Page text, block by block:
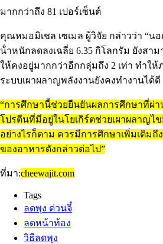
มากกว่าถึง 81 เปอร์เซ็นต์
คุณหมอมิเชล เซเมล ผู้วิจัย กล่าวว่า “น
น้ําหนักลดลงเฉลี่ย 6.35 กิโลกรัม ยังสา
ให้คงอยู่มากกว่าอีกกลุ่มถึง 2 เท่า ทําใ
ระบบเผาผลาญพลังงานยังคงทํางานได้ดี
“การศึกษานี้ช่วยยืนยันผลการศึกษาที่ผ่า
โปรตีนที่มีอยู่ในโยเกิร์ตช่วยเผาผลาญ
อย่างไรก็ตาม ควรมีการศึกษาเพิ่มเติม
ของอาหารดังกล่าวต่อไป”
ที่มา:cheewajit.com
Tags
ลดพุง ด่วนจี๋
ลดหน้าท้อง
วิธีลดพุง